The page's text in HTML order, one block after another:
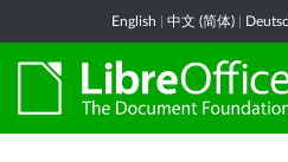
English 中文 (简体)